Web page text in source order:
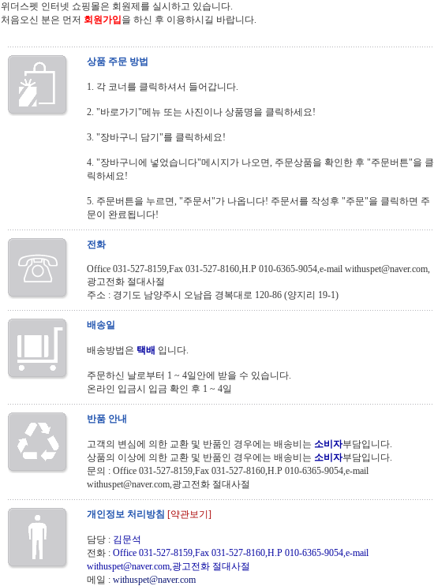
위더스펫 인터넷 쇼핑몰은 회원제를 실시하고 있습니다.
처음오신 분은 먼저 회원가입 을 하신 후 이용하시길 바랍니다.
상품 주문 방법
1. 각 코너를 클릭하셔서 들어갑니다.
2. "바로가기"메뉴 또는 사진이나 상품명을 클릭하세요!
3. "장바구니 담기"를 클릭하세요!
4. "장바구니에 넣었습니다"메시지가 나오면, 주문상품을 확인한 후 "주문버튼"을 클
릭하세요!
5. 주문버튼을 누르면, "주문서"가 나옵니다! 주문서를 작성후 "주문"을 클릭하면 주
문이 완료됩니다!
전화
Office 031-527-8159,Fax 031-527-8160,H.P 010-6365-9054,e-mail withuspet@naver.com,
광고전화 절대사절
주소 : 경기도 남양주시 오남읍 경복대로 120-86 (양지리 19-1)
배송일
배송방법은 택배 입니다.
주문하신 날로부터 1 ~ 4일안에 받을 수 있습니다.
온라인 입금시 입금 확인 후 1 ~ 4일
반품 안내
고객의 변심에 의한 교환 및 반품인 경우에는 배송비는 소비자부담입니다.
상품의 이상에 의한 교환 및 반품인 경우에는 배송비는 소비자부담입니다.
문의 : Office 031-527-8159,Fax 031-527-8160,H.P 010-6365-9054,e-mail
withuspet@naver.com,광고전화 절대사절
개인정보 처리방침 [약관보기]
담당 : 김문석
전화 : Office 031-527-8159,Fax 031-527-8160,H.P 010-6365-9054,e-mail
withuspet@naver.com,광고전화 절대사절
메일 : withuspet@naver.com